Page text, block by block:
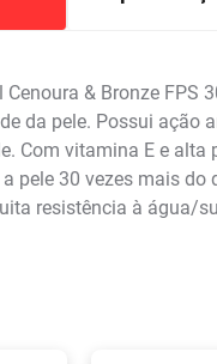
Cenoura & Bronze
da pele. Possui ação
Com vitamina E e
pele 30 vezes mais
resistência à água/